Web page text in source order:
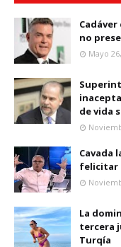
no
Mayo
de vida
Cavada
felicitar
La
tercera
Turqía